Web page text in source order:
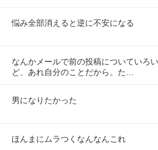
悩み全部消えると逆に不安になる
なんかメールで前の投稿についていろ
ど、あれ自分のことだから。た…
男になりたかった
ほんまにムラつくなんなんこれ